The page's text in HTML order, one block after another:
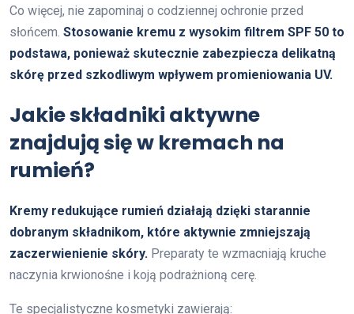
Co więcej, nie zapominaj o codziennej ochronie przed
słońcem. Stosowanie kremu z wysokim filtrem SPF 50 to
podstawa, ponieważ skutecznie zabezpiecza delikatną
skórę przed szkodliwym wpływem promieniowania UV.
Jakie składniki aktywne
znajdują się w kremach na
rumień?
Kremy redukujące rumień działają dzięki starannie
dobranym składnikom, które aktywnie zmniejszają
zaczerwienienie skóry. Preparaty te wzmacniają kruche
naczynia krwionośne i koją podrażnioną cerę.
Te specjalistyczne kosmetyki zawierają: